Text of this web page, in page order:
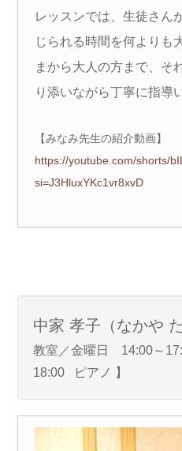
レッスンでは、生徒さん
じられる時間を何よりも
まから大人の方まで、そ
り添いながら丁寧に指導
【みなみ先生の紹介動画】
https://youtube.com/shorts/
si=J3HluxYKc1vr8xvD
中家 孝子（なかや た
教室／金曜日 14:00～
18:00 ピアノ 】